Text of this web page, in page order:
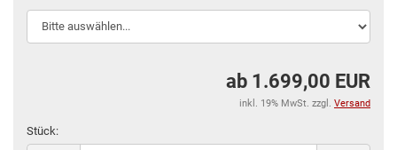
ab 1.699,00 EUR
inkl. 19% MwSt. zzgl. Versand
Stück: